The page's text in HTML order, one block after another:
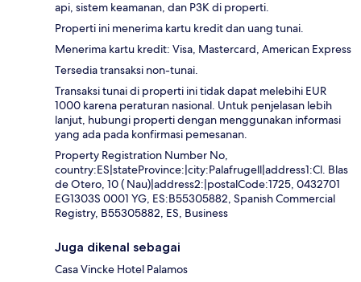
api, sistem keamanan, dan P3K di properti.
Properti ini menerima kartu kredit dan uang tunai.
Menerima kartu kredit: Visa, Mastercard, American Express
Tersedia transaksi non-tunai.
Transaksi tunai di properti ini tidak dapat melebihi EUR
1000 karena peraturan nasional. Untuk penjelasan lebih
lanjut, hubungi properti dengan menggunakan informasi
yang ada pada konfirmasi pemesanan.
Property Registration Number No,
country:ES|stateProvince:|city:Palafrugell|address1:Cl. Blas
de Otero, 10 ( Nau)|address2:|postalCode:1725, 0432701
EG1303S 0001 YG, ES:B55305882, Spanish Commercial
Registry, B55305882, ES, Business
Juga dikenal sebagai
Casa Vincke Hotel Palamos